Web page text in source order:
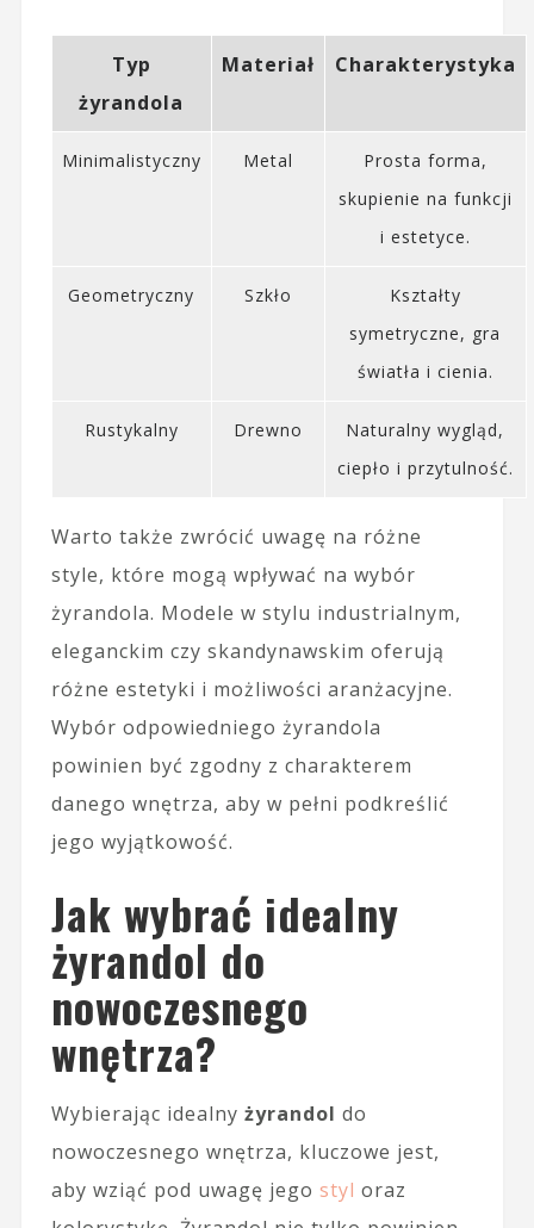
Typ
żyrandola
Materiał Charakterystyka
Minimalistyczny Metal
Prosta forma,
skupienie na funkcji
i estetyce.
Geometryczny Szkło
Kształty
symetryczne, gra
światła i cienia.
Rustykalny Drewno
Naturalny wygląd,
ciepło i przytulność.
Warto także zwrócić uwagę na różne
style, które mogą wpływać na wybór
żyrandola. Modele w stylu industrialnym,
eleganckim czy skandynawskim oferują
różne estetyki i możliwości aranżacyjne.
Wybór odpowiedniego żyrandola
powinien być zgodny z charakterem
danego wnętrza, aby w pełni podkreślić
jego wyjątkowość.
Jak wybrać idealny
żyrandol do
nowoczesnego
wnętrza?
Wybierając idealny żyrandol do
nowoczesnego wnętrza, kluczowe jest,
aby wziąć pod uwagę jego styl oraz